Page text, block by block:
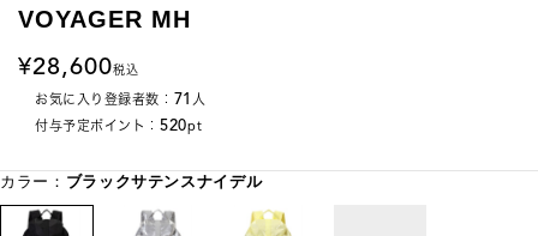
VOYAGER MH
28,600税込
お気に入り登録者数： 71 人
付与予定ポイント： 520pt
カラー： ブラックサテンスナイデル